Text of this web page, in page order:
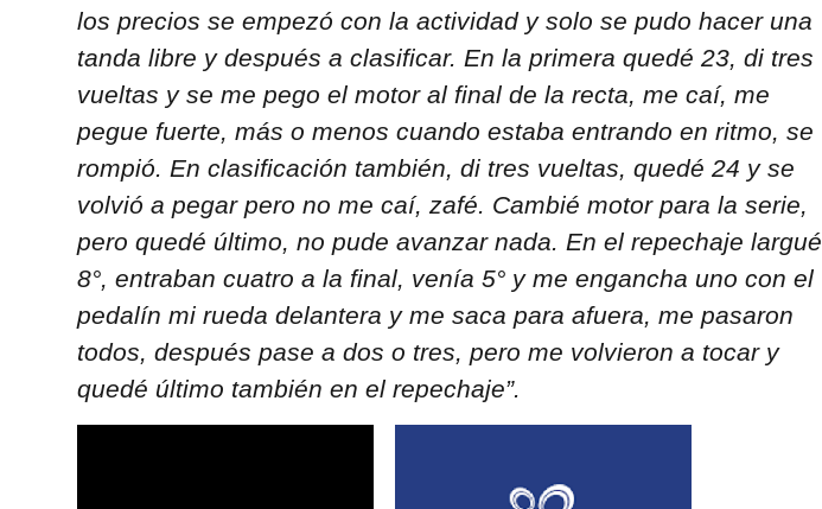
los precios se empezó con la actividad y solo se pudo hacer una
tanda libre y después a clasificar. En la primera quedé 23, di tres
vueltas y se me pego el motor al final de la recta, me caí, me
pegue fuerte, más o menos cuando estaba entrando en ritmo, se
rompió. En clasificación también, di tres vueltas, quedé 24 y se
volvió a pegar pero no me caí, zafé. Cambié motor para la serie,
pero quedé último, no pude avanzar nada. En el repechaje largué
8°, entraban cuatro a la final, venía 5° y me engancha uno con el
pedalín mi rueda delantera y me saca para afuera, me pasaron
todos, después pase a dos o tres, pero me volvieron a tocar y
quedé último también en el repechaje”.